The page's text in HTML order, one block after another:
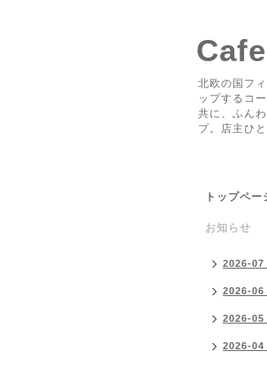
北欧の国フ
ップするコ
共に、ふん
プ。店主ひ
トップペー
お知らせ
2026-07
2026-06
2026-05
2026-04